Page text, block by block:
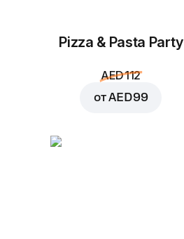
Pizza & Pasta Party
AED 112
отAED 99